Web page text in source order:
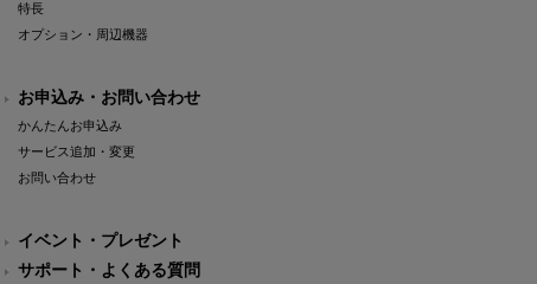
特長
オプション・周辺機器
お申込み・お問い合わせ
かんたんお申込み
サービス追加・変更
お問い合わせ
イベント・プレゼント
サポート・よくある質問